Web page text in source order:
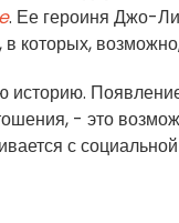
. Ее героиня Джо-
которых,
историю.
- это
с